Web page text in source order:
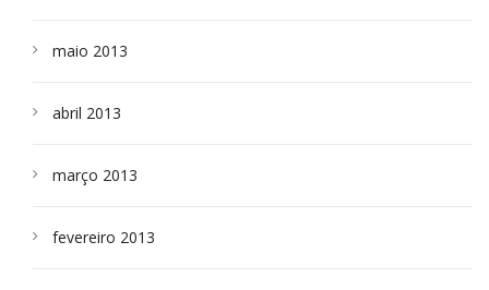
maio 2013
abril 2013
março 2013
fevereiro 2013